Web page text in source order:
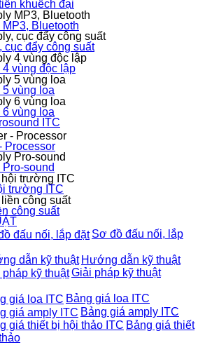
khuếch đại
Bluetooth
cục đẩy công suất
4 vùng độc lập
vùng loa
vùng loa
ITC
Processor
sound
trường ITC
công suất
Sơ đồ đấu nối, lắp
Hướng dẫn kỹ thuật
Giải pháp kỹ thuật
Bảng giá loa ITC
Bảng giá amply ITC
Bảng giá thiết